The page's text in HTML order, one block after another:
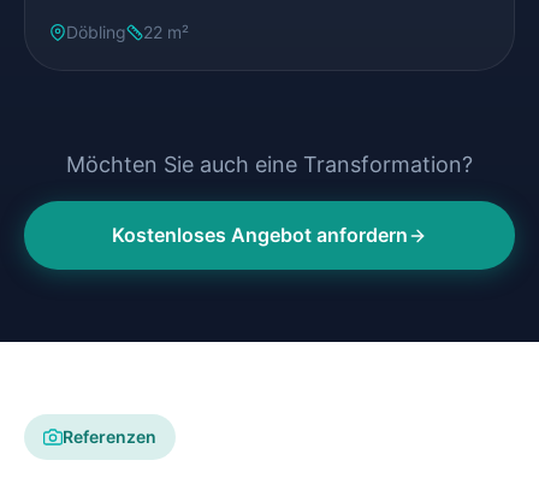
Döbling 22 m²
Möchten Sie auch eine Transformation?
Kostenloses Angebot anfordern
Referenzen